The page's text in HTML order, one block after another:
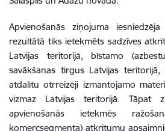
Apvienošanās ziņojuma
rezultātā tiks ietekmēts sadzīves
Latvijas teritorijā, bīstamo
savākšanas tirgus Latvijas
atdalītu otrreizēji izmantojamo
vizmaz Latvijas teritorijā. Tāpat
apvienošanās ietekmēs
komercsegmenta) atkritumu